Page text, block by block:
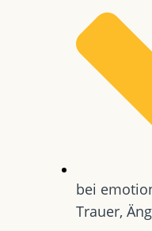
bei
Trauer,